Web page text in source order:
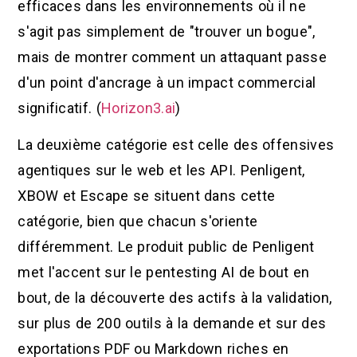
efficaces dans les environnements où il ne
s'agit pas simplement de "trouver un bogue",
mais de montrer comment un attaquant passe
d'un point d'ancrage à un impact commercial
significatif. (Horizon3.ai)
La deuxième catégorie est celle des offensives
agentiques sur le web et les API. Penligent,
XBOW et Escape se situent dans cette
catégorie, bien que chacun s'oriente
différemment. Le produit public de Penligent
met l'accent sur le pentesting AI de bout en
bout, de la découverte des actifs à la validation,
sur plus de 200 outils à la demande et sur des
exportations PDF ou Markdown riches en